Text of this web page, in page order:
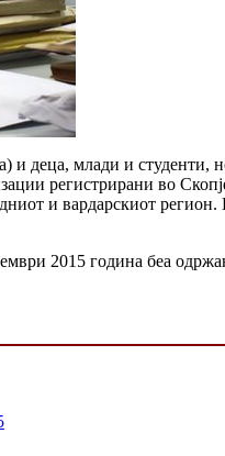
и деца, млади и
регистрирани во
и вардарскиот
2015 година беа